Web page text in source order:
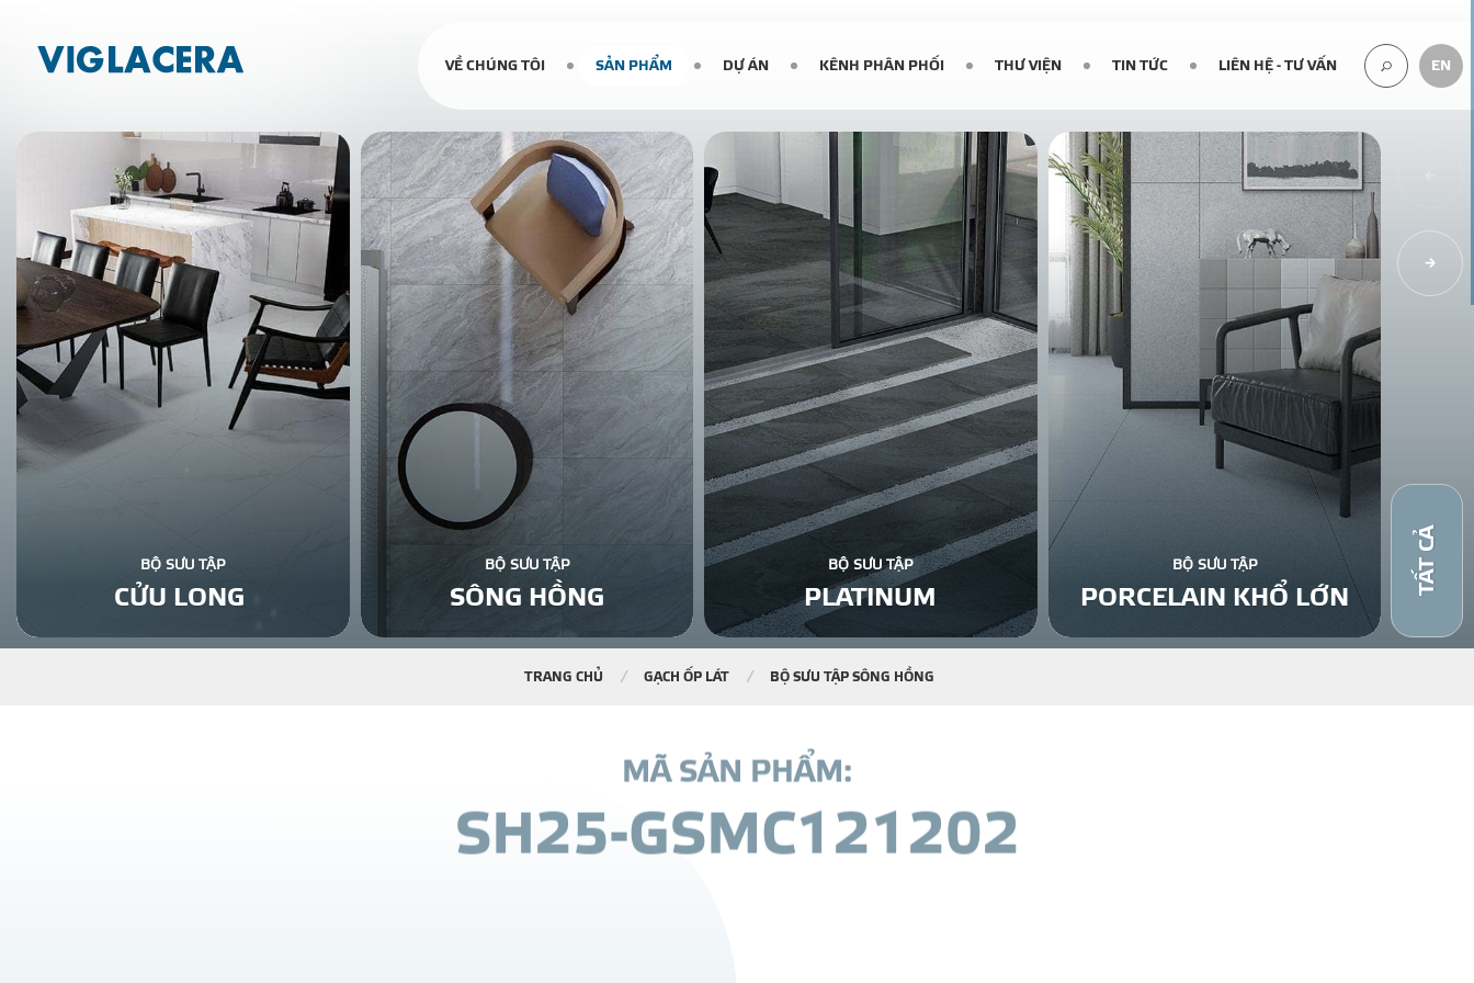
VỀ CHÚNG TÔI SẢN PHẨM DỰ ÁN KÊNH PHÂN PHỐI THƯ VIỆN TIN TỨC LIÊN HỆ - TƯ VẤN EN
BỘ SƯU TẬP
CỬU LONG
BỘ SƯU TẬP
SÔNG HỒNG
BỘ SƯU TẬP
PLATINUM
BỘ SƯU TẬP
PORCELAIN KHỔ LỚN
TẤT CẢ
TRANG CHỦ GẠCH ỐP LÁT BỘ SƯU TẬP SÔNG HỒNG
MÃ SẢN PHẨM:
SH25-GSMC1 21 202